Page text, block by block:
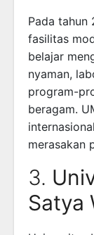
Pada tahun
fasilitas
belajar
nyaman,
program-
beragam.
merasakan
3.
Satya